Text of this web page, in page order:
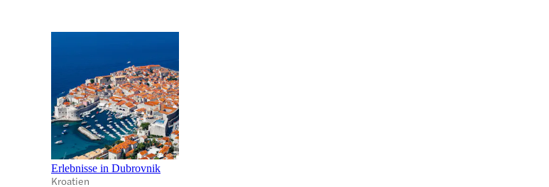
Erlebnisse in Dubrovnik
Kroatien